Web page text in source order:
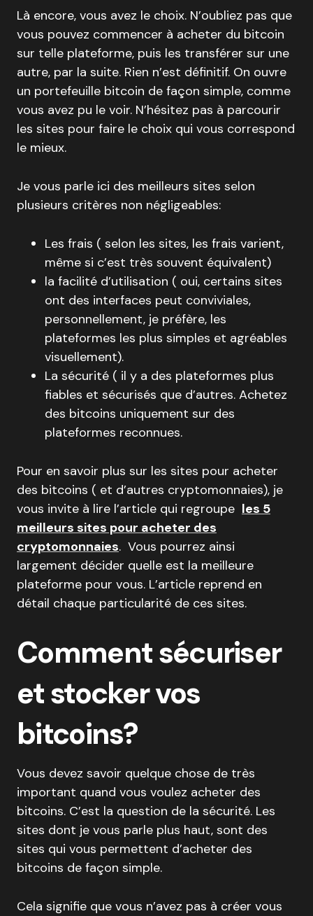
Là encore, vous avez le choix. N’oubliez pas que
vous pouvez commencer à acheter du bitcoin
sur telle plateforme, puis les transférer sur une
autre, par la suite. Rien n’est définitif. On ouvre
un portefeuille bitcoin de façon simple, comme
vous avez pu le voir. N’hésitez pas à parcourir
les sites pour faire le choix qui vous correspond
le mieux.
Je vous parle ici des meilleurs sites selon
plusieurs critères non négligeables:
Les frais ( selon les sites, les frais varient,
même si c’est très souvent équivalent)
la facilité d’utilisation ( oui, certains sites
ont des interfaces peut conviviales,
personnellement, je préfère, les
plateformes les plus simples et agréables
visuellement).
La sécurité ( il y a des plateformes plus
fiables et sécurisés que d’autres. Achetez
des bitcoins uniquement sur des
plateformes reconnues.
Pour en savoir plus sur les sites pour acheter
des bitcoins ( et d’autres cryptomonnaies), je
vous invite à lire l’article qui regroupe les 5
meilleurs sites pour acheter des
cryptomonnaies. Vous pourrez ainsi
largement décider quelle est la meilleure
plateforme pour vous. L’article reprend en
détail chaque particularité de ces sites.
Comment sécuriser
et stocker vos
bitcoins?
Vous devez savoir quelque chose de très
important quand vous voulez acheter des
bitcoins. C’est la question de la sécurité. Les
sites dont je vous parle plus haut, sont des
sites qui vous permettent d’acheter des
bitcoins de façon simple.
Cela signifie que vous n’avez pas à créer vous